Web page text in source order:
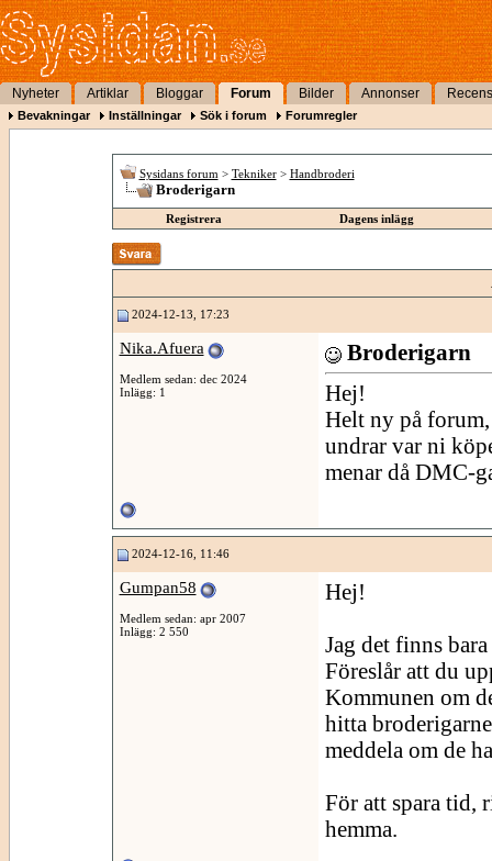
Nyheter Artiklar Bloggar Forum Bilder Annonser
Bevakningar Inställningar Sök i forum Forumregler
Sysidans forum > Tekniker > Handbroderi
Broderigarn
Registrera Dagens inlägg
2024-12-13, 17:23
Nika.Afuera
Medlem sedan: dec 2024
Inlägg: 1
Broderigarn
Hej!
Helt ny på
undrar var ni
menar då DMC-
2024-12-16, 11:46
Gumpan58
Medlem sedan: apr 2007
Inlägg: 2 550
Hej!
Jag det finns
Föreslår att du
Kommunen om
hitta
meddela om de
För att spara tid,
hemma.